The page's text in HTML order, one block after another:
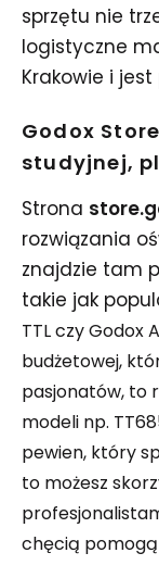
sprzętu nie
logistyczne
Krakowie i
Godox
studyjnej,
Strona
rozwiązania
znajdzie tam
takie jak
TTL czy Godox
budżetowej,
pasjonatów, to
modeli np.
pewien, który
to możesz
chęcią pomogą